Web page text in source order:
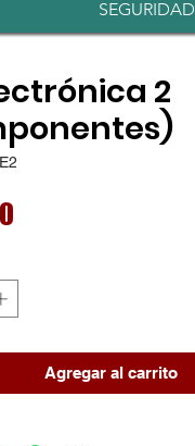
SEGURIDAD
2
Agregar al carrito